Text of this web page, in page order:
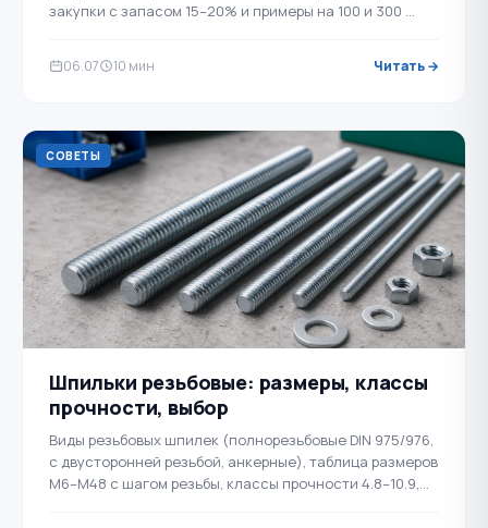
закупки с запасом 15–20% и примеры на 100 и 300 …
06.07 10 мин Читать →
СОВЕТЫ
Шпильки резьбовые: размеры, классы
прочности, выбор
Виды резьбовых шпилек (полнорезьбовые DIN 975/976,
с двусторонней резьбой, анкерные), таблица размеров
М6–М48 с шагом резьбы, классы прочности 4.8–10.9,